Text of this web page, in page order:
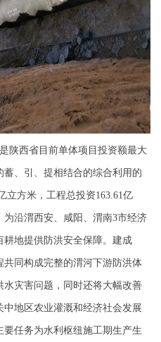
是陕西省目前单体项目投资额最大
、引、提相结合的综合利用的
立方米，工程总投资163.61亿
沿渭西安、咸阳、渭南3市经济
耕地提供防洪安全保障。建成
共同构成完整的渭河下游防洪体
灾害问题，同时还将大幅改善
地区农业灌溉和经济社会发展
要任务为水利枢纽施工期生产生